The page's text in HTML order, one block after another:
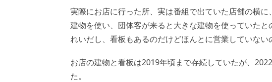
実際にお店に行った所、実は番組で出ていた店舗の横
建物を使い、団体客が来ると大きな建物を使っていた
れいだし、看板もあるのだけどほんとに営業していない
お店の建物と看板は2019年頃まで存続していたが、
た。